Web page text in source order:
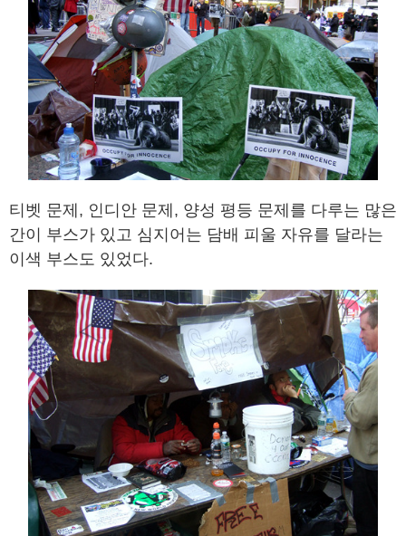
티벳 문제, 인디안 문제, 양성 평등 문제를 다루는 많은
간이 부스가 있고 심지어는 담배 피울 자유를 달라는
이색 부스도 있었다.